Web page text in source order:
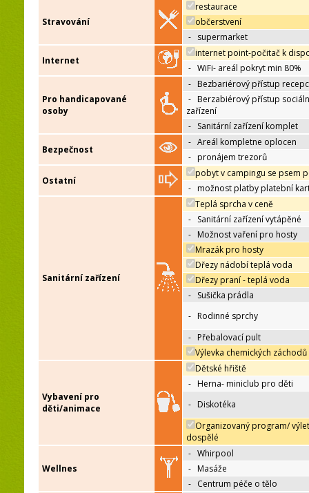
Stravování
restaurace
občerstvení
- supermarket
Internet
internet point-počitač k
- WiFi- areál pokryt min 80%
Pro handicapované
osoby
- Bezbariérový přístup
- Berzabiérový přístup
zařízení
- Sanitární zařízení komplet
Bezpečnost
- Areál kompletne oplocen
- pronájem trezorů
Ostatní
pobyt v campingu se psem
- možnost platby platební
Sanitární zařízení
Teplá sprcha v ceně
- Sanitární zařízení vytápěné
- Možnost vaření pro hosty
Mrazák pro hosty
Dřezy nádobí teplá voda
Dřezy praní - teplá voda
- Sušička prádla
- Rodinné sprchy
- Přebalovací pult
Výlevka chemických záchodů
Vybavení pro
děti/animace
Dětské hřiště
- Herna- miniclub pro děti
- Diskotéka
Organizovaný program/
dospělé
Wellnes
- Whirpool
- Masáže
- Centrum péče o tělo